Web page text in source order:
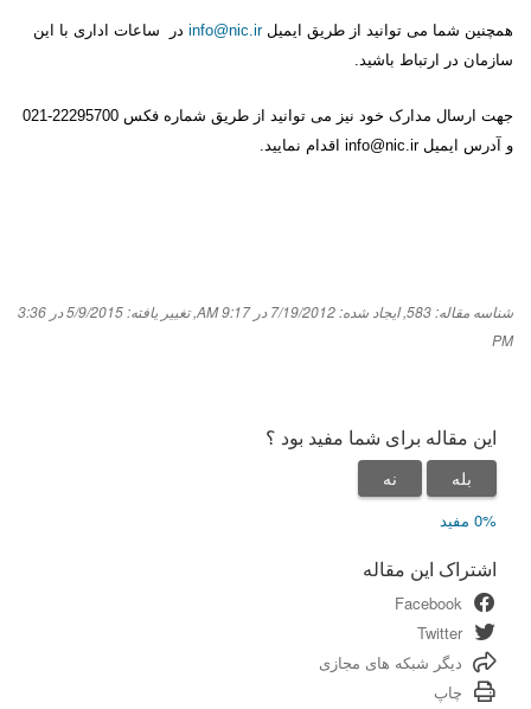
همچنین شما می توانید از طریق ایمیلinfo@nic.ir در ساعات اداری با این
سازمان در ارتباط باشید.
جهت ارسال مدارک خود نیز می توانید از طریق شماره فکس 22295700-021
و آدرس ایمیلinfo@nic.ir اقدام نمایید.
شناسه مقاله: 583 ,ایجاد شده: 7/19/2012 در 9:17 AM ,
تغییر یافته: 5/9/2015 در 3:36
PM
این مقاله برای شما مفید بود ؟
بله نه
0% مفید
اشتراک این مقاله
Facebook
Twitter
دیگر شبکه های مجازی
چاپ